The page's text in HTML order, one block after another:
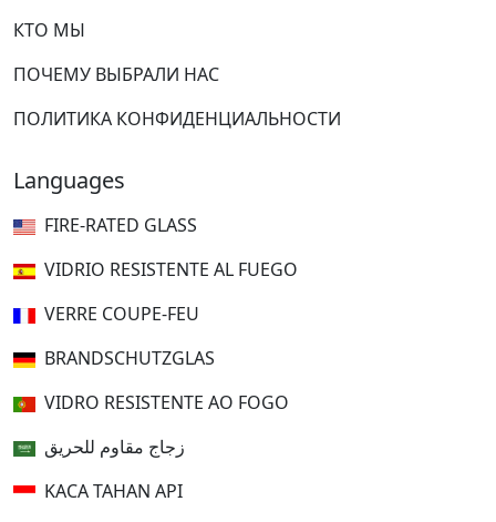
КТО МЫ
ПОЧЕМУ ВЫБРАЛИ НАС
ПОЛИТИКА КОНФИДЕНЦИАЛЬНОСТИ
Languages
FIRE-RATED GLASS
VIDRIO RESISTENTE AL FUEGO
VERRE COUPE-FEU
BRANDSCHUTZGLAS
VIDRO RESISTENTE AO FOGO
زجاج مقاوم للحريق
KACA TAHAN API